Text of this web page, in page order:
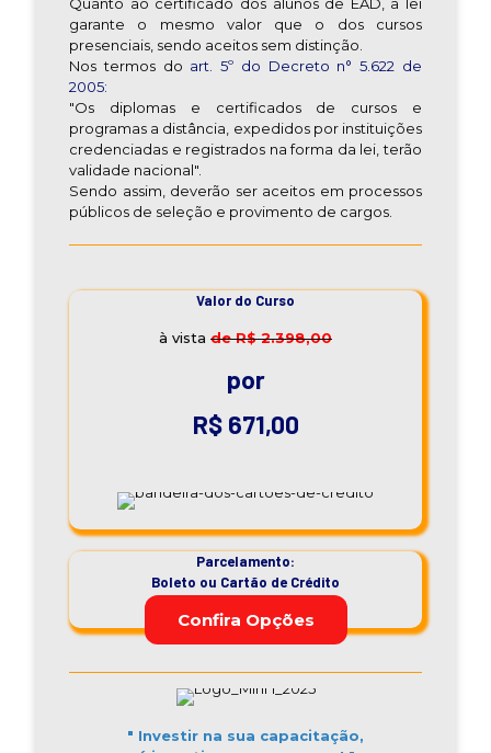
garante o mesmo valor que o dos cursos
presenciais, sendo aceitos sem distinção.
Nos termos do art. 5º do Decreto n° 5.622 de
2005:
"Os diplomas e certificados de cursos e
programas a distância, expedidos por instituições
credenciadas e registrados na forma da lei, terão
validade nacional".
Sendo assim, deverão ser aceitos em processos
públicos de seleção e provimento de cargos.
Valor do Curso
à vista de R$ 2.398,00
por
R$ 671,00
Parcelamento:
Boleto ou Cartão de Crédito
Confira Opções
" Investir na sua capacitação,